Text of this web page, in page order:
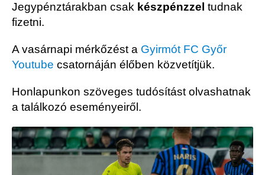
Jegypénztárakban csak készpénzzel tudnak
fizetni.
A vasárnapi mérkőzést a Gyirmót FC Győr
Youtube csatornáján élőben közvetítjük.
Honlapunkon szöveges tudósítást olvashatnak
a találkozó eseményeiről.